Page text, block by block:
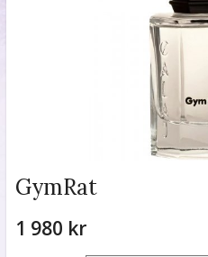
GymRat
1 980 kr